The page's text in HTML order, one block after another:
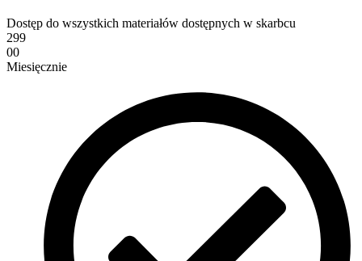
Dostęp do wszystkich materiałów dostępnych w skarbcu
299
00
Miesięcznie